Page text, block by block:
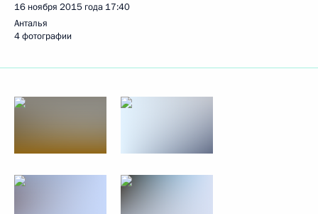
16 ноября 2015 года 17:40
Анталья
4 фотографии